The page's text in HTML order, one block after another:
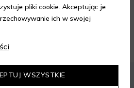
pliki cookie. Akceptując je
ich w swojej
WSZYSTKIE